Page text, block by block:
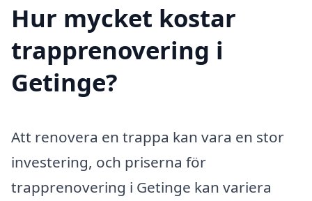
Hur mycket kostar
trapprenovering i
Getinge?
Att renovera en trappa kan vara en stor
investering, och priserna för
trapprenovering i Getinge kan variera